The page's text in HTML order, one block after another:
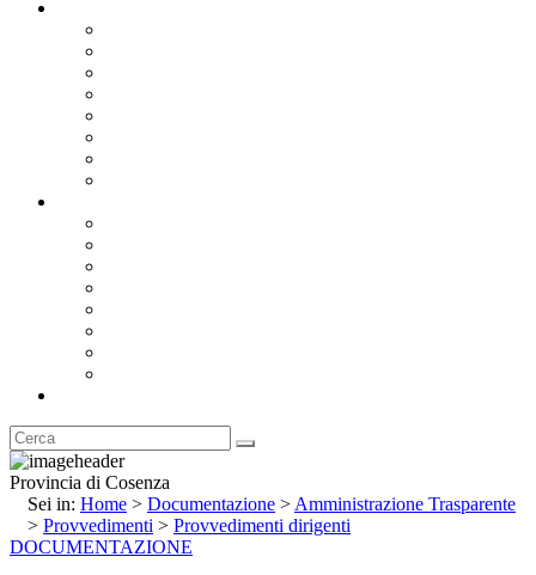
Provincia di Cosenza
Sei in: Home > Documentazione > Amministrazione Trasparente
> Provvedimenti > Provvedimenti dirigenti
DOCUMENTAZIONE